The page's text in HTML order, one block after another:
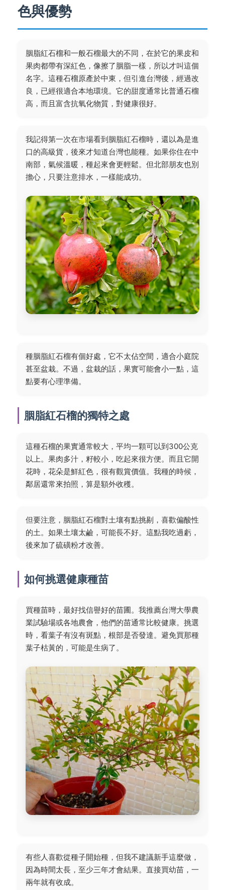
色與優勢
胭脂紅石榴和一般石榴最大的不同，在於它的果皮和
果肉都帶有深紅色，像擦了胭脂一樣，所以才叫這個
名字。這種石榴原產於中東，但引進台灣後，經過改
良，已經很適合本地環境。它的甜度通常比普通石榴
高，而且富含抗氧化物質，對健康很好。
我記得第一次在市場看到胭脂紅石榴時，還以為是進
口的高級貨，後來才知道台灣也能種。如果你住在中
南部，氣候溫暖，種起來會更輕鬆。但北部朋友也別
擔心，只要注意排水，一樣能成功。
種胭脂紅石榴有個好處，它不太佔空間，適合小庭院
甚至盆栽。不過，盆栽的話，果實可能會小一點，這
點要有心理準備。
胭脂紅石榴的獨特之處
這種石榴的果實通常較大，平均一顆可以到300公克
以上。果肉多汁，籽較小，吃起來很方便。而且它開
花時，花朵是鮮紅色，很有觀賞價值。我種的時候，
鄰居還常來拍照，算是額外收穫。
但要注意，胭脂紅石榴對土壤有點挑剔，喜歡偏酸性
的土。如果土壤太鹼，可能長不好。這點我吃過虧，
後來加了硫磺粉才改善。
如何挑選健康種苗
買種苗時，最好找信譽好的苗圃。我推薦台灣大學農
業試驗場或各地農會，他們的苗通常比較健康。挑選
時，看葉子有沒有斑點，根部是否發達。避免買那種
葉子枯黃的，可能是生病了。
有些人喜歡從種子開始種，但我不建議新手這麼做，
因為時間太長，至少三年才會結果。直接買幼苗，一
兩年就有收成。